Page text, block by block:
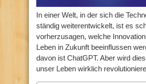
In einer Welt, in der sich die
ständig weiterentwickelt, ist es
vorherzusagen, welche
Leben in Zukunft beeinflussen
davon ist ChatGPT. Aber wird
unser Leben wirklich